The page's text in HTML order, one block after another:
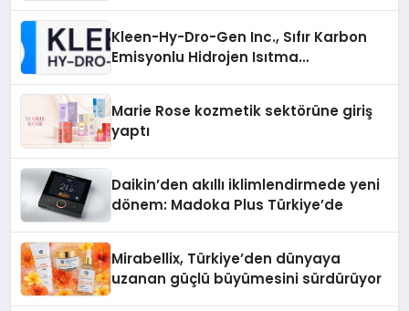
Kleen-Hy-Dro-Gen Inc., Sıfır Karbon
Emisyonlu Hidrojen Isıtma
Marie Rose kozmetik sektörüne giriş
yaptı
Daikin’den akıllı iklimlendirmede yeni
dönem: Madoka Plus Türkiye’de
Mirabellix, Türkiye’den dünyaya
uzanan güçlü büyümesini sürdürüyor